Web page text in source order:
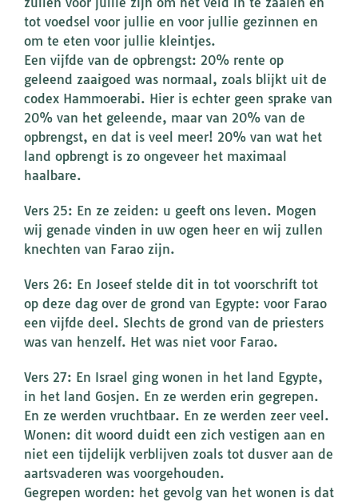
tot voedsel voor jullie en voor jullie gezinnen en
om te eten voor jullie kleintjes.
Een vijfde van de opbrengst: 20% rente op
geleend zaaigoed was normaal, zoals blijkt uit de
codex Hammoerabi. Hier is echter geen sprake van
20% van het geleende, maar van 20% van de
opbrengst, en dat is veel meer! 20% van wat het
land opbrengt is zo ongeveer het maximaal
haalbare.
Vers 25: En ze zeiden: u geeft ons leven. Mogen
wij genade vinden in uw ogen heer en wij zullen
knechten van Farao zijn.
Vers 26: En Joseef stelde dit in tot voorschrift tot
op deze dag over de grond van Egypte: voor Farao
een vijfde deel. Slechts de grond van de priesters
was van henzelf. Het was niet voor Farao.
Vers 27: En Israel ging wonen in het land Egypte,
in het land Gosjen. En ze werden erin gegrepen.
En ze werden vruchtbaar. En ze werden zeer veel.
Wonen: dit woord duidt een zich vestigen aan en
niet een tijdelijk verblijven zoals tot dusver aan de
aartsvaderen was voorgehouden.
Gegrepen worden: het gevolg van het wonen is dat